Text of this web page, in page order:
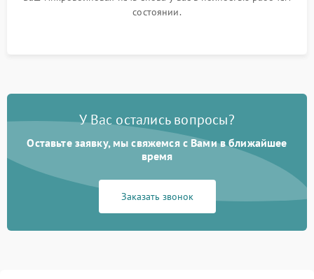
состоянии.
У Вас остались вопросы?
Оставьте заявку, мы свяжемся с Вами в ближайшее
время
Заказать звонок